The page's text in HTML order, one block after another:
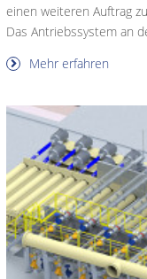
einen weiteren Auftrag
Das Antriebssystem an
Mehr erfahren